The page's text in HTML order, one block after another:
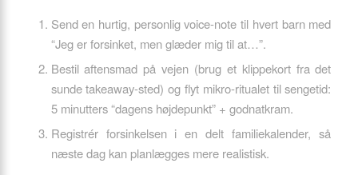
Send en hurtig, personlig voice-note til hvert barn med
“Jeg er forsinket, men glæder mig til at…”.
Bestil aftensmad på vejen (brug et klippekort fra det
sunde takeaway-sted) og flyt mikro-ritualet til sengetid:
5 minutters “dagens højdepunkt” + godnatkram.
Registrér forsinkelsen i en delt familiekalender, så
næste dag kan planlægges mere realistisk.